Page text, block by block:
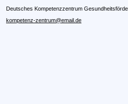
Deutsches Kompetenzzentrum
kompetenz-zentrum@email.de